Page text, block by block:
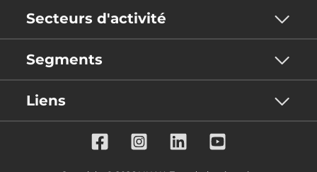
Secteurs d'activité
Segments
Liens